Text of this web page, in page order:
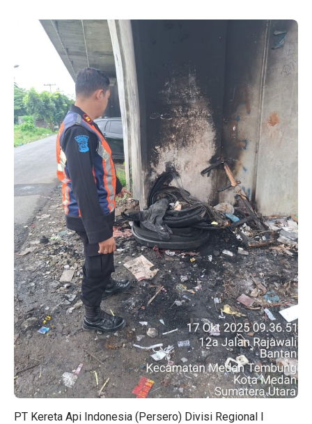
PT Kereta Api Indonesia (Persero) Divisi Regional I